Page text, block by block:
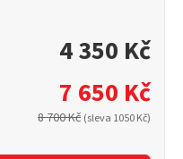
4 350 Kč
7 650 Kč
8 700 Kč (sleva 1050 Kč)